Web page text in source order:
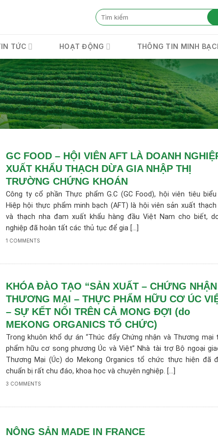
TỨC HOẠT ĐỘNG THÔNG TIN MINH
GC FOOD – HỘI VIÊN AFT LÀ DOANH
XUẤT KHẨU THẠCH DỪA GIA NHẬP THỊ
TRƯỜNG CHỨNG KHOÁN
Công ty cổ phần Thực phẩm G.C (GC Food), hội viên tiêu
Hiệp hội thực phẩm minh bạch (AFT) là hội viên sản xuất
và thạch nha đam xuất khẩu hàng đầu Việt Nam cho biết,
nghiệp đã hoàn tất các thủ tục để gia [...]
1 COMMENTS
KHÓA ĐÀO TẠO “SẢN XUẤT – CHỨNG
THƯƠNG MẠI – THỰC PHẨM HỮU CƠ ÚC
– SỰ KẾT NỐI TRÊN CẢ MONG ĐỢI (do
MEKONG ORGANICS TỔ CHỨC)
Trong khuôn khổ dự án “Thúc đẩy Chứng nhận và Thương mại
phẩm hữu cơ song phương Úc và Việt” Nhà tài trợ Bộ ngoại
Thương Mại (Úc) do Mekong Organics tổ chức thực hiện đã
chuẩn bị rất chu đáo, khoa học và chuyên nghiệp. [...]
3 COMMENTS
NÔNG SẢN MADE IN FRANCE